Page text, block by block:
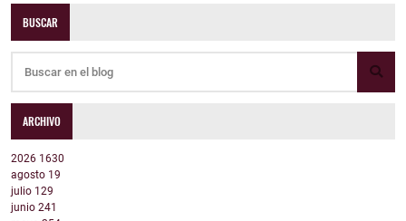
BUSCAR
ARCHIVO
2026 1630
agosto 19
julio 129
junio 241